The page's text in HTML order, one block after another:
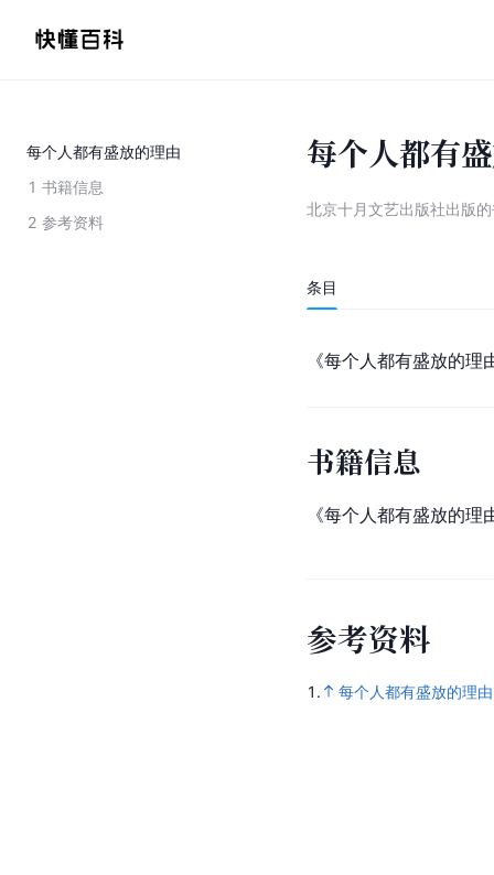
每个人都有盛放的理由
1 书籍信息
2 参考资料
每个人都有
北京十月文艺出版社出版
条目
《每个人都有盛放的理
书籍信息
《每个人都有盛放的
参考资料
1. 每个人都有盛放的理由